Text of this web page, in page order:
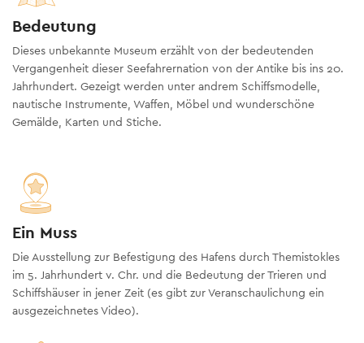
Bedeutung
Dieses unbekannte Museum erzählt von der bedeutenden
Vergangenheit dieser Seefahrernation von der Antike bis ins 20.
Jahrhundert. Gezeigt werden unter andrem Schiffsmodelle,
nautische Instrumente, Waffen, Möbel und wunderschöne
Gemälde, Karten und Stiche.
Ein Muss
Die Ausstellung zur Befestigung des Hafens durch Themistokles
im 5. Jahrhundert v. Chr. und die Bedeutung der Trieren und
Schiffshäuser in jener Zeit (es gibt zur Veranschaulichung ein
ausgezeichnetes Video).